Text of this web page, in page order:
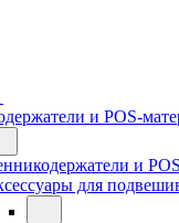
и POS-
и
для